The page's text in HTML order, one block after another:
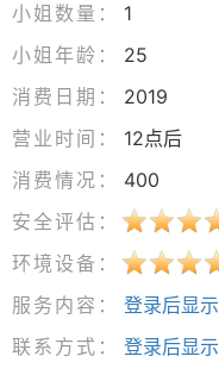
小姐数量：
1
小姐年龄：
25
消费日期：
2019
营业时间：
12点后
消费情况：
400
安全评估：
环境设备：
服务内容：
登录后显示
联系方式：
登录后显示